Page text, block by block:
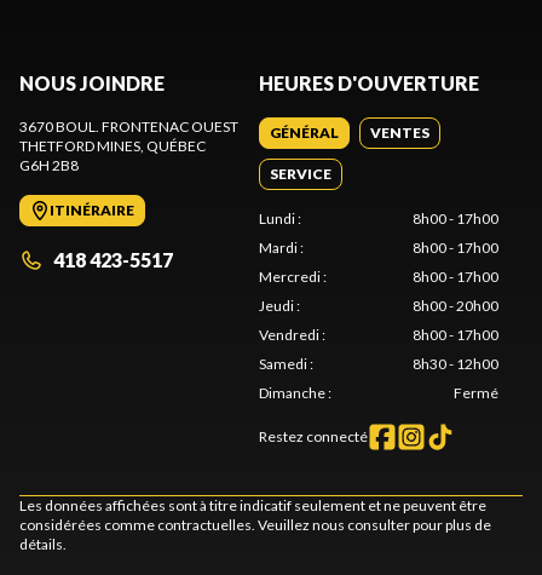
NOUS JOINDRE
3670 BOUL. FRONTENAC OUEST
THETFORD MINES, QUÉBEC
G6H 2B8
ITINÉRAIRE
418 423-5517
HEURES D'OUVERTURE
GÉNÉRAL VENTES
SERVICE
Lundi:
8h00 - 17h00
Mardi:
8h00 - 17h00
Mercredi:
8h00 - 17h00
Jeudi:
8h00 - 20h00
Vendredi:
8h00 - 17h00
Samedi:
8h30 - 12h00
Dimanche: Fermé
Restez connecté
Les données affichées sont à titre indicatif seulement et ne peuvent être
considérées comme contractuelles. Veuillez nous consulter pour plus de
détails.